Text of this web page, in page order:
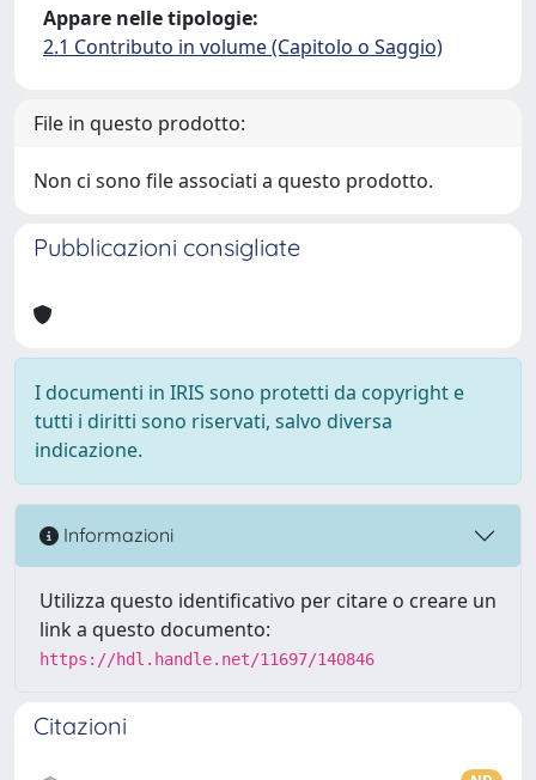
Appare nelle tipologie:
2.1 Contributo in volume (Capitolo o Saggio)
File in questo prodotto:
Non ci sono file associati a questo prodotto.
Pubblicazioni consigliate
I documenti in IRIS sono protetti da copyright e
tutti i diritti sono riservati, salvo diversa
indicazione.
Informazioni
Utilizza questo identificativo per citare o creare un
link a questo documento:
https://hdl.handle.net/11697/140846
Citazioni